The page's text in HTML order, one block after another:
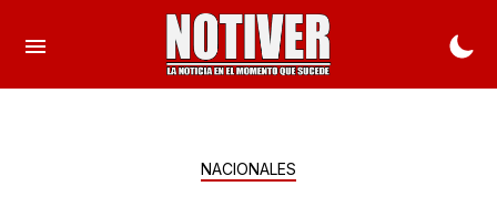
NACIONALES